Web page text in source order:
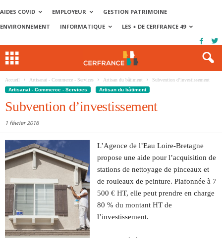
AIDES COVID EMPLOYEUR
GESTION PATRIMOINE
ENVIRONNEMENT
INFORMATIQUE LES + DE CERFRANCE 49
Accueil Artisanat - Commerce - Services Artisan du bâtiment
Subvention d’investissement
Artisanat - Commerce - Services
Artisan du bâtiment
Subvention d’investissement
1 février 2016
L’Agence de l’Eau Loire-Bretagne
propose une aide pour l’acquisition de
stations de nettoyage de pinceaux et
de rouleaux de peinture. Plafonnée à 7
500 € HT, elle peut prendre en charge
80 % du montant HT de
l’investissement.